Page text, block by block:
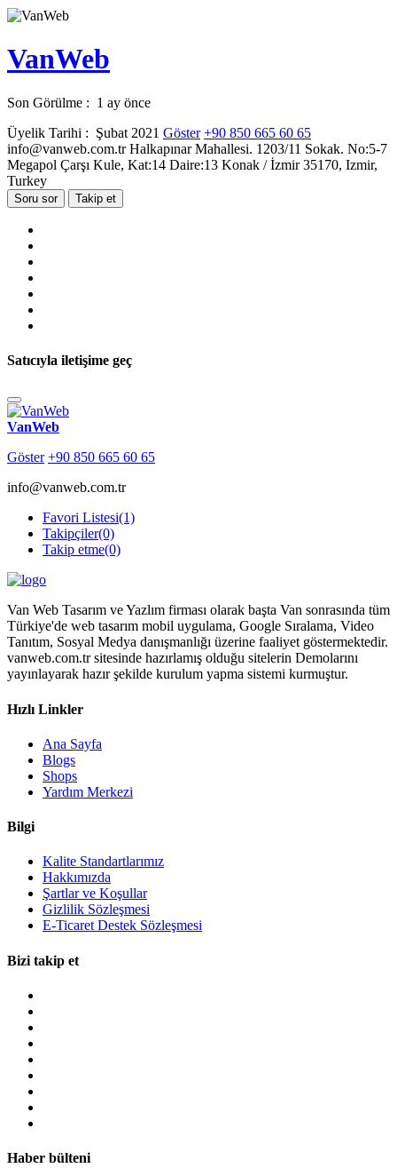
VanWeb
Son Görülme : 1 ay önce
Üyelik Tarihi : Şubat 2021 Göster +90 850 665 60 65
info@vanweb.com.tr Halkapınar Mahallesi. 1203/11 Sokak. No:5-7
Megapol Çarşı Kule, Kat:14 Daire:13 Konak / İzmir 35170, Izmir,
Turkey
Soru sor Takip et
Satıcıyla iletişime geç
VanWeb
Göster +90 850 665 60 65
info@vanweb.com.tr
Favori Listesi(1)
Takipçiler(0)
Takip etme(0)
Van Web Tasarım ve Yazlım firması olarak başta Van sonrasında tüm
Türkiye'de web tasarım mobil uygulama, Google Sıralama, Video
Tanıtım, Sosyal Medya danışmanlığı üzerine faaliyet göstermektedir.
vanweb.com.tr sitesinde hazırlamış olduğu sitelerin Demolarını
yayınlayarak hazır şekilde kurulum yapma sistemi kurmuştur.
Hızlı Linkler
Ana Sayfa
Blogs
Shops
Yardım Merkezi
Bilgi
Kalite Standartlarımız
Hakkımızda
Şartlar ve Koşullar
Gizlilik Sözleşmesi
E-Ticaret Destek Sözleşmesi
Bizi takip et
Haber bülteni